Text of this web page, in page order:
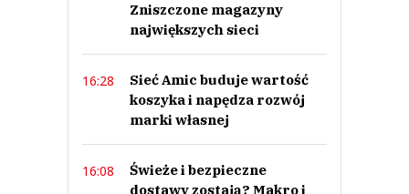
Zniszczone magazyny
największych sieci
16:28
Sieć Amic buduje wartość
koszyka i napędza rozwój
marki własnej
16:08
Świeże i bezpieczne
dostawy zostają? Makro i